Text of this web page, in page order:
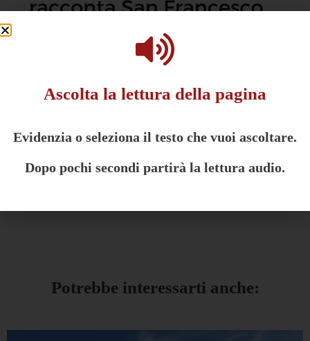
Potrebbe interessarti anche:
Ascolta la lettura della pagina
Evidenzia o seleziona il testo che vuoi ascoltare.
Dopo pochi secondi partirà la lettura audio.